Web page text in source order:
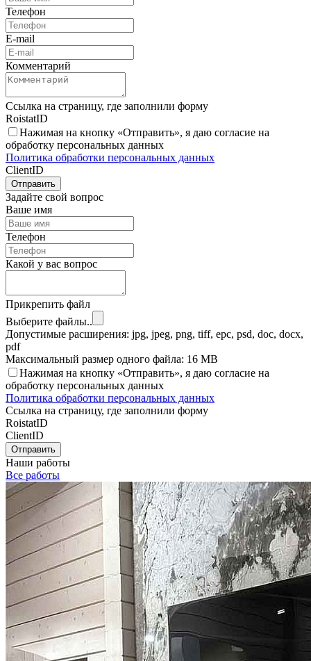
Телефон
E-mail
Комментарий
Ссылка на страницу, где заполнили форму
RoistatID
Нажимая на кнопку «Отправить», я даю согласие на
обработку персональных данных
Политика обработки персональных данных
ClientID
Отправить
Задайте свой вопрос
Ваше имя
Телефон
Какой у вас вопрос
Прикрепить файл
Выберите файлы..
Допустимые расширения: jpg, jpeg, png, tiff, epc, psd, doc, docx,
pdf
Максимальный размер одного файла: 16 MB
Нажимая на кнопку «Отправить», я даю согласие на
обработку персональных данных
Политика обработки персональных данных
Ссылка на страницу, где заполнили форму
RoistatID
ClientID
Отправить
Наши работы
Все работы